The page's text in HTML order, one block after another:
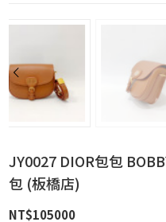
JY0027 DIOR包包
包 (板橋店)
NT$105000